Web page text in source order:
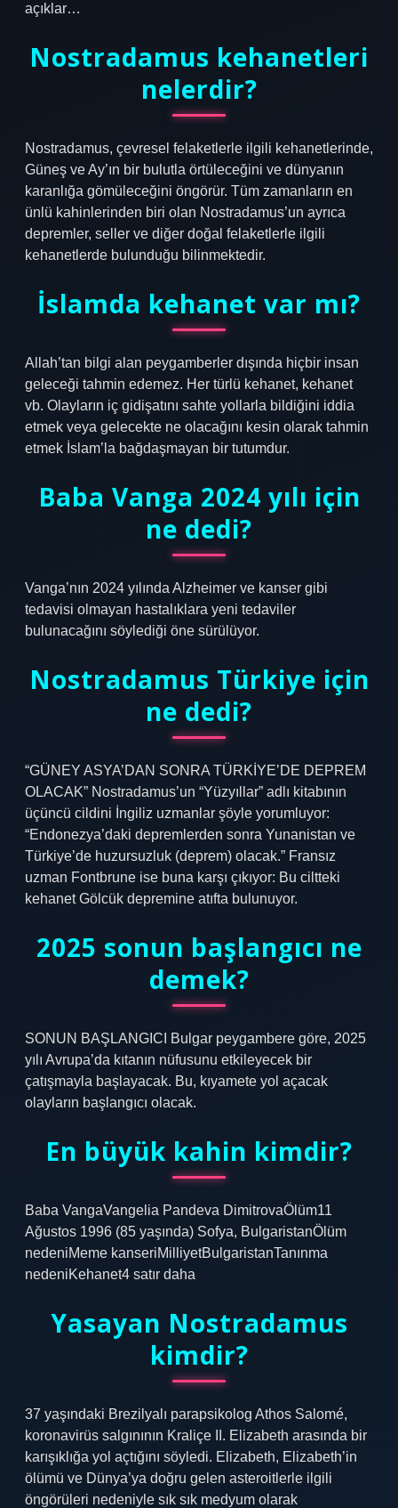
açıklar…
Nostradamus kehanetleri
nelerdir?
Nostradamus, çevresel felaketlerle ilgili kehanetlerinde,
Güneş ve Ay’ın bir bulutla örtüleceğini ve dünyanın
karanlığa gömüleceğini öngörür. Tüm zamanların en
ünlü kahinlerinden biri olan Nostradamus’un ayrıca
depremler, seller ve diğer doğal felaketlerle ilgili
kehanetlerde bulunduğu bilinmektedir.
İslamda kehanet var mı?
Allah’tan bilgi alan peygamberler dışında hiçbir insan
geleceği tahmin edemez. Her türlü kehanet, kehanet
vb. Olayların iç gidişatını sahte yollarla bildiğini iddia
etmek veya gelecekte ne olacağını kesin olarak tahmin
etmek İslam’la bağdaşmayan bir tutumdur.
Baba Vanga 2024 yılı için
ne dedi?
Vanga’nın 2024 yılında Alzheimer ve kanser gibi
tedavisi olmayan hastalıklara yeni tedaviler
bulunacağını söylediği öne sürülüyor.
Nostradamus Türkiye için
ne dedi?
“GÜNEY ASYA’DAN SONRA TÜRKİYE’DE DEPREM
OLACAK” Nostradamus’un “Yüzyıllar” adlı kitabının
üçüncü cildini İngiliz uzmanlar şöyle yorumluyor:
“Endonezya’daki depremlerden sonra Yunanistan ve
Türkiye’de huzursuzluk (deprem) olacak.” Fransız
uzman Fontbrune ise buna karşı çıkıyor: Bu ciltteki
kehanet Gölcük depremine atıfta bulunuyor.
2025 sonun başlangıcı ne
demek?
SONUN BAŞLANGICI Bulgar peygambere göre, 2025
yılı Avrupa’da kıtanın nüfusunu etkileyecek bir
çatışmayla başlayacak. Bu, kıyamete yol açacak
olayların başlangıcı olacak.
En büyük kahin kimdir?
Baba VangaVangelia Pandeva DimitrovaÖlüm11
Ağustos 1996 (85 yaşında) Sofya, BulgaristanÖlüm
nedeniMeme kanseriMilliyetBulgaristanTanınma
nedeniKehanet4 satır daha
Yasayan Nostradamus
kimdir?
37 yaşındaki Brezilyalı parapsikolog Athos Salomé,
koronavirüs salgınının Kraliçe II. Elizabeth arasında bir
karışıklığa yol açtığını söyledi. Elizabeth, Elizabeth’in
ölümü ve Dünya’ya doğru gelen asteroitlerle ilgili
öngörüleri nedeniyle sık sık medyum olarak